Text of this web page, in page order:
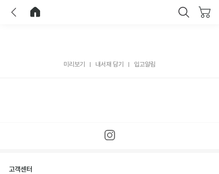
미리보기 내서재 담기 입고알림
고객센터